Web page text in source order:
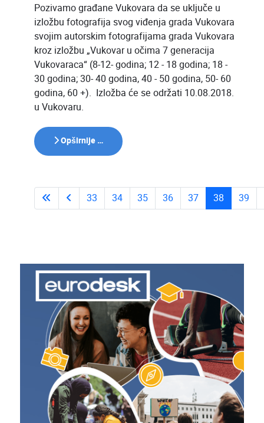
Pozivamo građane Vukovara da se uključe u
izložbu fotografija svog viđenja grada Vukovara
svojim autorskim fotografijama grada Vukovara
kroz izložbu „Vukovar u očima 7 generacija
Vukovaraca“ (8-12- godina; 12 - 18 godina; 18 -
30 godina; 30- 40 godina, 40 - 50 godina, 50- 60
godina, 60 +). Izložba će se održati 10.08.2018.
u Vukovaru.
Opširnije …
33 34 35 36 37 38 39